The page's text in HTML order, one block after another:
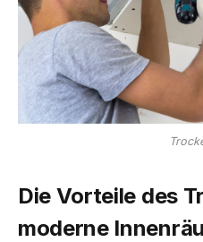
Die Vorteile des
moderne